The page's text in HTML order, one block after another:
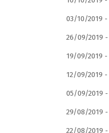
03/10/2019 -
26/09/2019 -
19/09/2019 -
12/09/2019 -
05/09/2019 -
29/08/2019 -
22/08/2019 -